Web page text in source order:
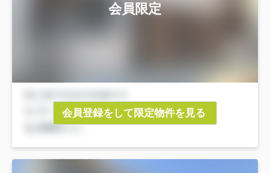
会員限定
会員登録をして限定物件を見る